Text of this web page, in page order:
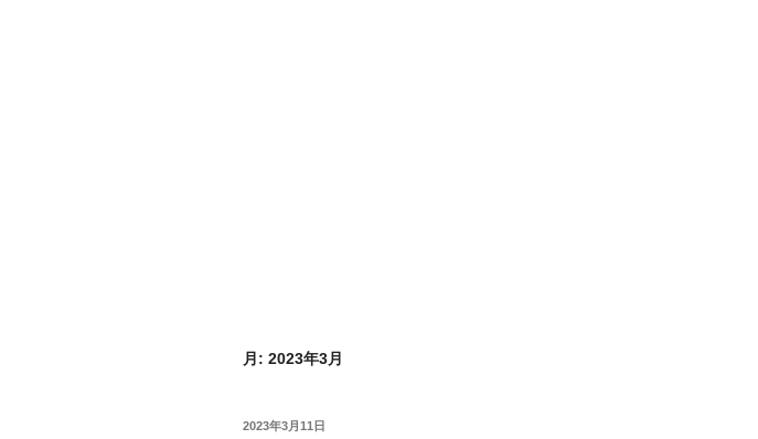
月: 2023年3月
投
2023年3月11日